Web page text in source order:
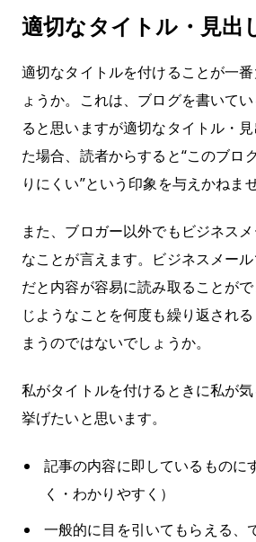
適切なタイトル・見出
適切なタイトルを付けることが一
ょうか。これは、ブログを書いて
ると思いますが適切なタイトル・
た場合、読者からすると“このブロ
りにくい”という印象を与えかねませ
また、ブロガー以外でもビジネス
なことが言えます。ビジネスメー
だと内容が容易に読み取ることが
じようなことを何度も繰り返され
まうのではないでしょうか。
私がタイトルを付けるときに私が
挙げたいと思います。
記事の内容に即しているものに
く・わかりやすく）
一般的に目を引いてもらえる、